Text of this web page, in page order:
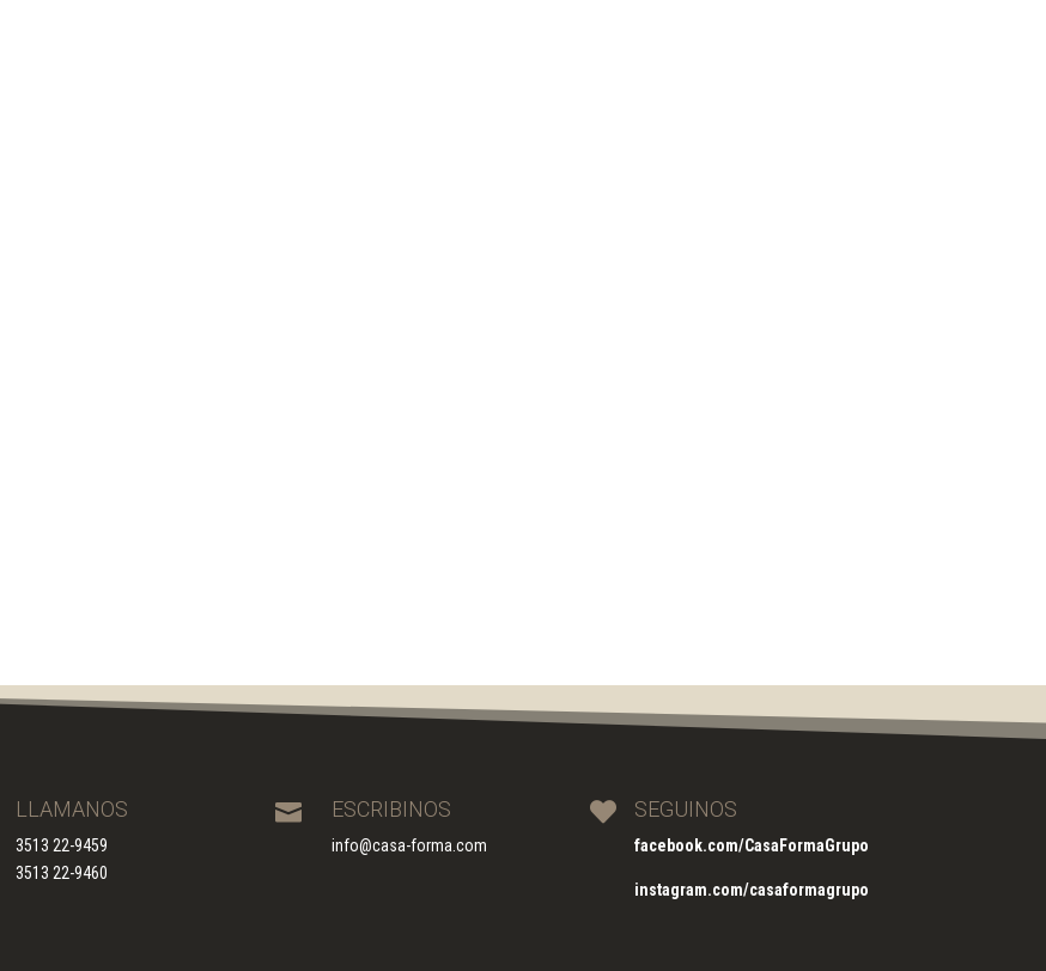
LLAMANOS
3513 22-9459
3513 22-9460
 ESCRIBINOS
info@casa-forma.com
 SEGUINOS
facebook.com/CasaFormaGrupo
instagram.com/casaformagrupo